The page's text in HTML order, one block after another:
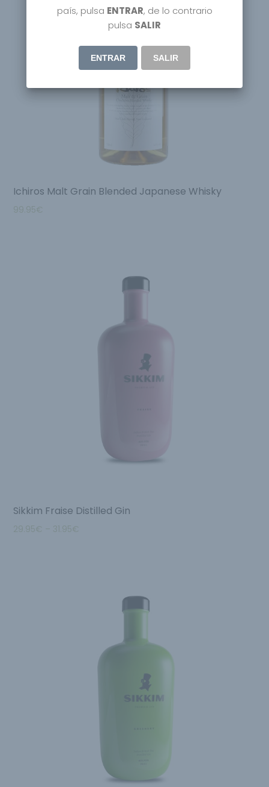
Ichiros Malt Grain Blended Japanese Whisky
99.95€
Sikkim Fraise Distilled Gin
29.95€ – 31.95€
país, pulsa ENTRAR, de lo contrario
pulsa SALIR
ENTRAR SALIR